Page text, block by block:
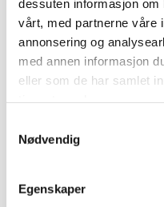
dessuten informasjon
vårt, med partnerne våre
annonsering og
med annen informasjon
eller som de har samlet
Nødvendig
Egenskaper
Does your school
There are many good
want to do more for
more about nature.
Norwegian):